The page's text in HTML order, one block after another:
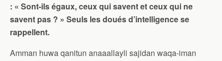
: « Sont-ils égaux, ceux qui savent et ceux qui ne
savent pas ? » Seuls les doués d’intelligence se
rappellent.
Amman huwa qanitun anaaallayli sajidan waqa-iman